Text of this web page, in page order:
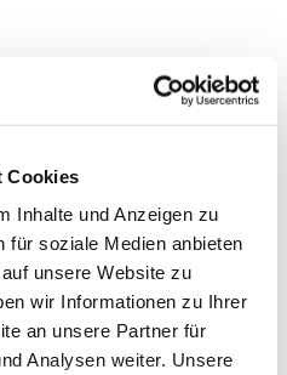
Cookies
Inhalte und Anzeigen zu
für soziale Medien anbieten
unsere Website zu
wir Informationen zu Ihrer
an unsere Partner für
Analysen weiter. Unsere
Sie auch